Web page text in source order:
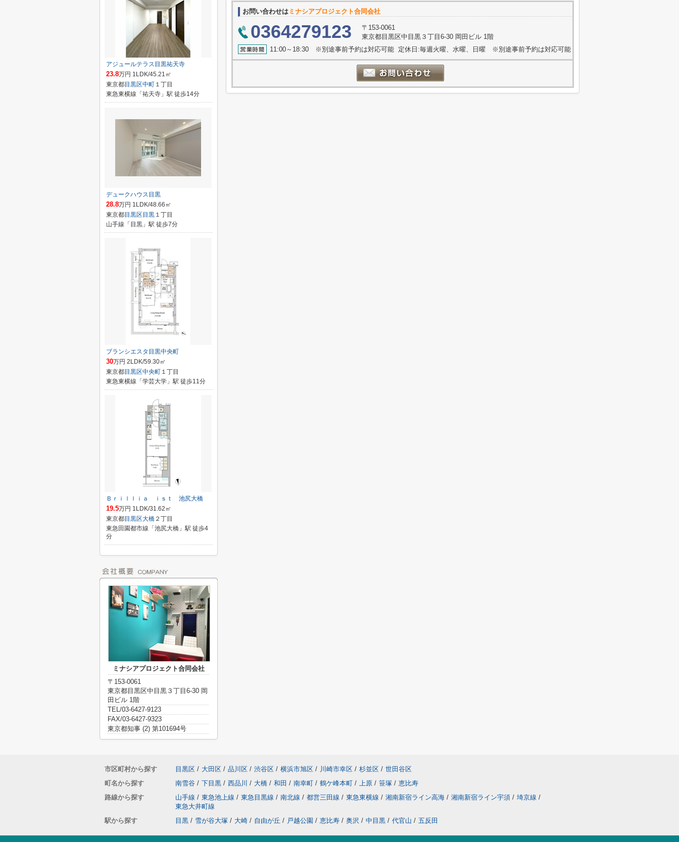
お問い合わせは ミナシアプロジェクト合同会社
0364279123
〒153-0061
東京都目黒区中目黒３丁目6-30 岡田ビル 1階
11:00～18:30 ※別途事前予約は対応可能 定休日:毎週火曜、水曜、日曜 ※別途事前予約は対応可能
アジュールテラス目黒祐天寺
23.8万円 1LDK/45.21㎡
東京都目黒区中町 １丁目
東急東横線「祐天寺」駅 徒歩14分
デュークハウス目黒
28.8万円 1LDK/48.66㎡
東京都目黒区 目黒 １丁目
山手線「目黒」駅 徒歩7分
ブランシエスタ目黒中央町
30万円 2LDK/59.30㎡
東京都目黒区中央町 １丁目
東急東横線「学芸大学」駅 徒歩11分
Ｂｒｉｌｌｉａ ｉｓｔ 池尻大橋
19.5万円 1LDK/31.62㎡
東京都目黒区大橋 ２丁目
東急田園都市線「池尻大橋」駅 徒歩4
分
ミナシアプロジェクト合同会社
〒153-0061
東京都目黒区中目黒３丁目6-30 岡
田ビル 1階
TEL/03-6427-9123
FAX/03-6427-9323
東京都知事 (2) 第101694号
市区町村から探す 目黒区 / 大田区 / 品川区 / 渋谷区 / 横浜市旭区 / 川崎市幸区 / 杉並区 / 世田谷区
町名から探す
南雪谷 / 下目黒 / 西品川 / 大橋 / 和田 / 南幸町 / 鶴ケ峰本町 / 上原 / 笹塚 / 恵比寿
路線から探す
山手線 / 東急池上線 / 東急目黒線 / 南北線 / 都営三田線 / 東急東横線 / 湘南新宿ライン高海 / 湘南新宿ライン宇須 / 埼京線 /
東急大井町線
駅から探す
目黒 / 雪が谷大塚 / 大崎 / 自由が丘 / 戸越公園 / 恵比寿 / 奥沢 / 中目黒 / 代官山 / 五反田